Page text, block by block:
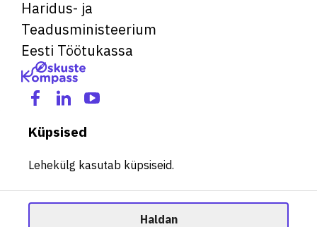
Haridus- ja
Teadusministeerium
Eesti Töötukassa
Küpsised
Lehekülg kasutab küpsiseid.
Haldan